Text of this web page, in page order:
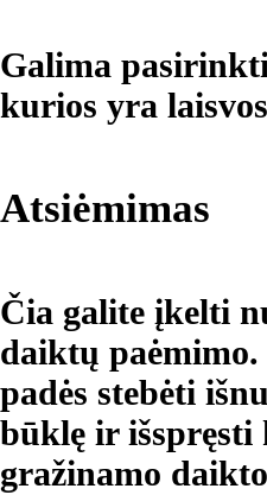
Galima
kurios yra laisvos
Atsiėmimas
Čia galite įkelti
daiktų
padės stebėti
būklę ir
gražinamo